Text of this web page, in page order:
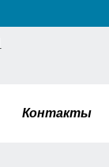
Контакты